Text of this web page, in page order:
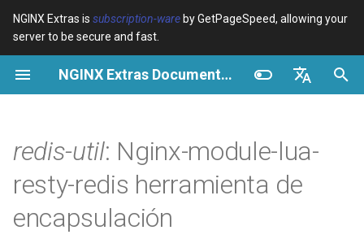
NGINX Extras is subscription-ware by GetPageSpeed, allowing your
server to be secure and fast.
NGINX Extras Documentation
Español
Português (Brasil)
I
n
device-type Variables
Examples
geoip2
Directives
Examples
pagespeed
Get started
Production operations
CentOS/RHEL 7 o Amazon
CentOS/RHEL 8+, Fedora
Linux, Amazon Linux 2023
Cache
Rendimiento
Seguridad
RHEL/CentOS
NGINX-MOD - NGINX
mejorado con HTTP/3,
HPACK y verificaciones de
redis-util: Nginx-module-lua-
resty-redis herramienta de
encapsulación